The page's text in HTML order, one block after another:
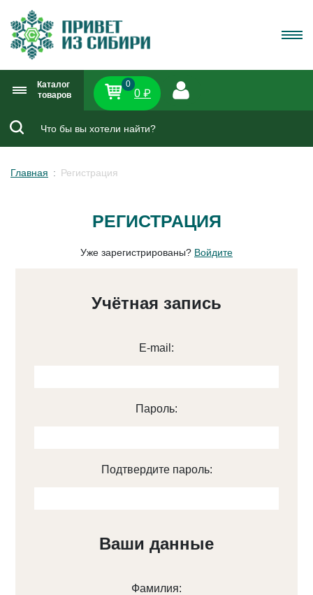
Каталог
товаров
0
0 ₽
Главная Регистрация
РЕГИСТРАЦИЯ
Уже зарегистрированы? Войдите
Учётная запись
E-mail:
Пароль:
Подтвердите пароль:
Ваши данные
Фамилия: